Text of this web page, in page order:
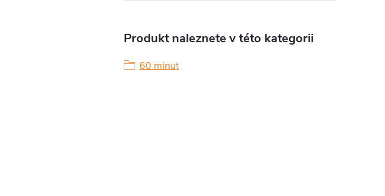
Produkt naleznete v této kategorii
60 minut